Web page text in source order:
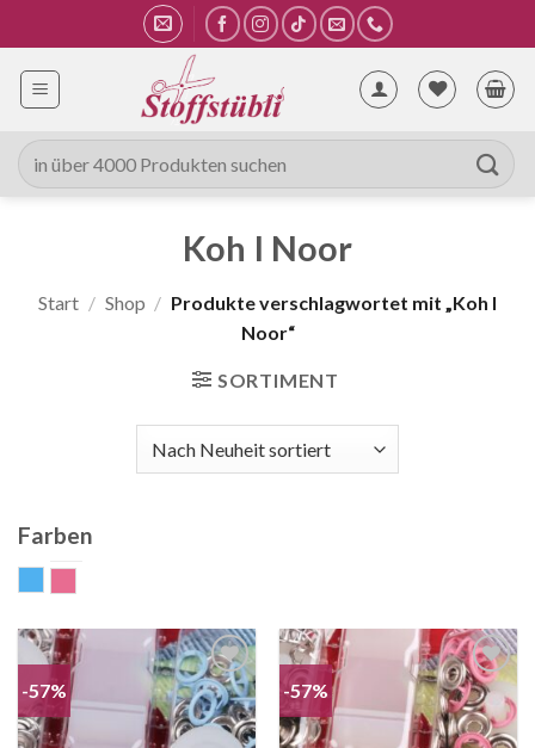
Inhalt
springen
Suche
nach:
Koh I Noor
Start / Shop / Produkte verschlagwortet mit „Koh I
Noor“
SORTIMENT
Farben
-57%
Auf die
Wunschliste
-57%
Auf die
Wunschliste